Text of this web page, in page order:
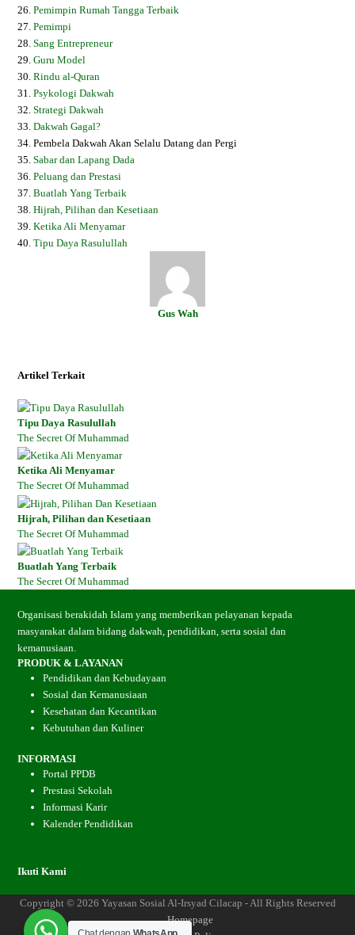
26. Pemimpin Rumah Tangga Terbaik
27. Pemimpi
28. Sang Entrepreneur
29. Guru Model
30. Rindu al-Quran
31. Psykologi Dakwah
32. Strategi Dakwah
33. Dakwah Gagal?
34. Pembela Dakwah Akan Selalu Datang dan Pergi
35. Sabar dan Lapang Dada
36. Peluang dan Prestasi
37. Buatlah Yang Terbaik
38. Hijrah, Pilihan dan Kesetiaan
39. Ketika Ali Menyamar
40. Tipu Daya Rasulullah
Gus Wah
Artikel Terkait
Tipu Daya Rasulullah
The Secret Of Muhammad
Ketika Ali Menyamar
The Secret Of Muhammad
Hijrah, Pilihan dan Kesetiaan
The Secret Of Muhammad
Buatlah Yang Terbaik
The Secret Of Muhammad
Organisasi berakidah Islam yang memberikan pelayanan kepada
masyarakat dalam bidang dakwah, pendidikan, serta sosial dan
kemanusiaan.
PRODUK & LAYANAN
Pendidikan dan Kebudayaan
Sosial dan Kemanusiaan
Kesehatan dan Kecantikan
Kebutuhan dan Kuliner
INFORMASI
Portal PPDB
Prestasi Sekolah
Informasi Karir
Kalender Pendidikan
Ikuti Kami
Copyright © 2026 Yayasan Sosial Al-Irsyad Cilacap - All Rights Reserved
Homepage